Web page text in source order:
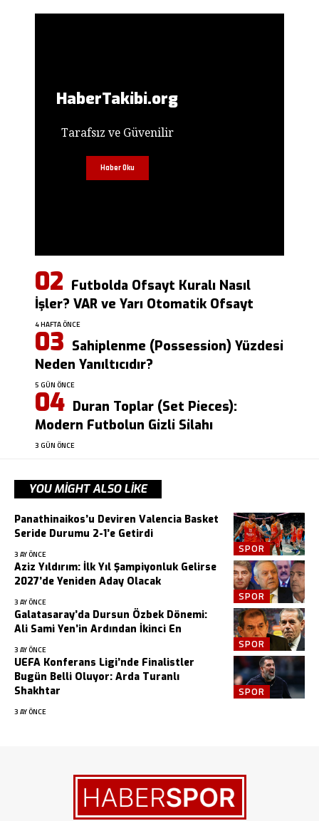
HaberTakibi.org
Tarafsız ve Güvenilir
Haber Oku
Futbolda Ofsayt Kuralı Nasıl
İşler? VAR ve Yarı Otomatik Ofsayt
4 HAFTA ÖNCE
Sahiplenme (Possession) Yüzdesi
Neden Yanıltıcıdır?
5 GÜN ÖNCE
Duran Toplar (Set Pieces):
Modern Futbolun Gizli Silahı
3 GÜN ÖNCE
YOU MIGHT ALSO LIKE
SPOR
Panathinaikos’u Deviren Valencia Basket
Seride Durumu 2-1’e Getirdi
3 AY ÖNCE
SPOR
Aziz Yıldırım: İlk Yıl Şampiyonluk Gelirse
2027’de Yeniden Aday Olacak
3 AY ÖNCE
SPOR
Galatasaray’da Dursun Özbek Dönemi:
Ali Sami Yen’in Ardından İkinci En
3 AY ÖNCE
SPOR
UEFA Konferans Ligi’nde Finalistler
Bugün Belli Oluyor: Arda Turanlı
Shakhtar
3 AY ÖNCE